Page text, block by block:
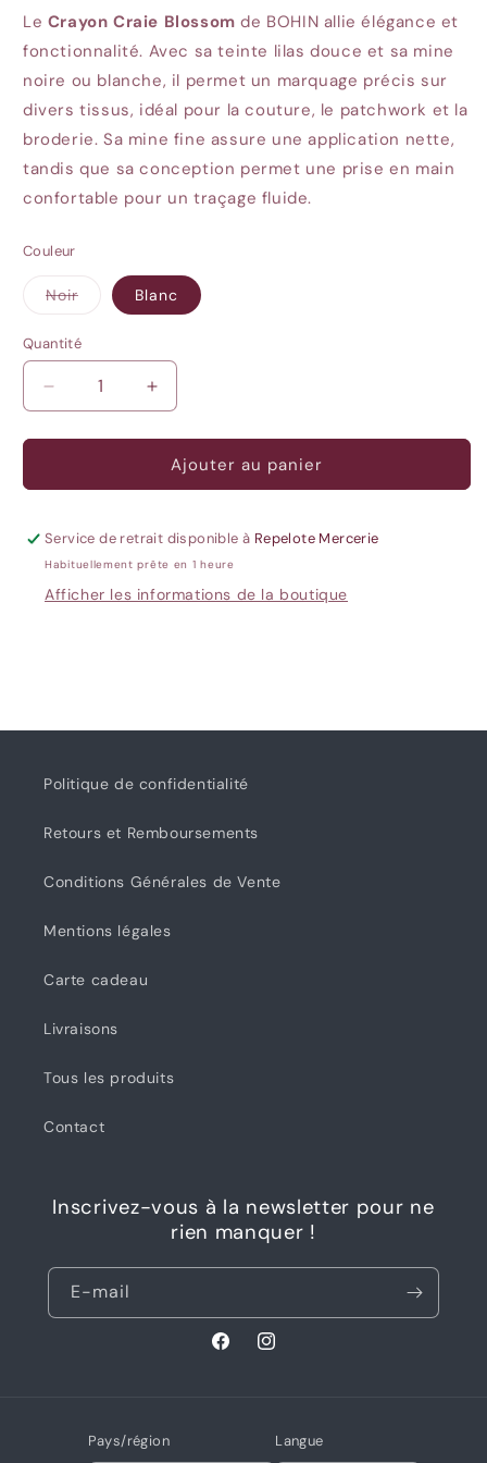
Le Crayon Craie Blossomde BOHIN allie élégance et
fonctionnalité. Avec sa teinte lilas douce et sa mine
noire ou blanche, il permet un marquage précis sur
divers tissus, idéal pour la couture, le patchwork et la
broderie. Sa mine fine assure une application nette,
tandis que sa conception permet une prise en main
confortable pour un traçage fluide.
Couleur
NoirVariante
épuisée
indisponible
Blanc
Quantité
Quantité
Réduire
la
quantité
Crayon
&quot;Blossom&quot;
-
Augmenter
la
quantité
de
Crayon
&quot;Blossom&quot;
-
Ajouter au panier
Service de retrait disponible à Repelote Mercerie
Habituellement prête en 1 heure
Afficher les informations de la boutique
Politique de confidentialité
Retours et Remboursements
Conditions Générales de Vente
Mentions légales
Carte cadeau
Livraisons
Tous les produits
Contact
Inscrivez-vous à la newsletter pour ne
rien manquer !
E-mail
FacebookInstagram
Pays/région Langue